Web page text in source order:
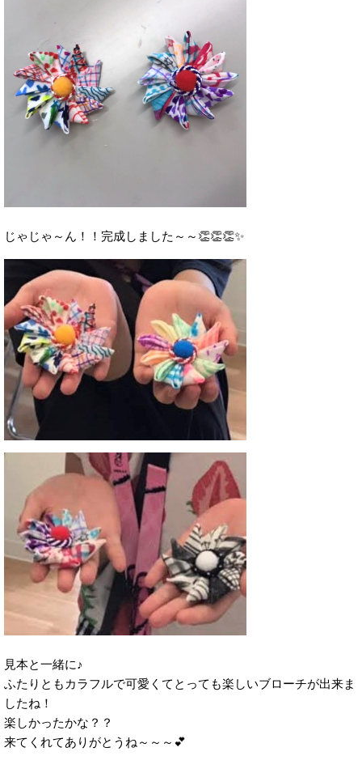
じゃじゃ～ん！！完成しました～～👏👏👏✨
見本と一緒に♪
ふたりともカラフルで可愛くてとっても楽しいブローチが出来ま
したね！
楽しかったかな？？
来てくれてありがとうね～～～💕